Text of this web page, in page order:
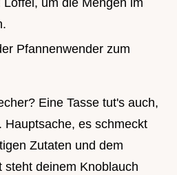
Pfannenwender zum
Eine Tasse tut's auch,
Hauptsache, es schmeckt
Zutaten und dem
steht deinem Knoblauch